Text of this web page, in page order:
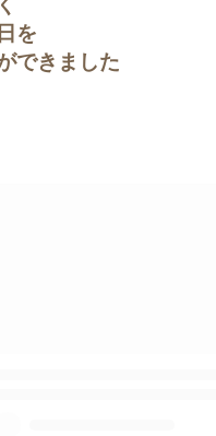
を
できました